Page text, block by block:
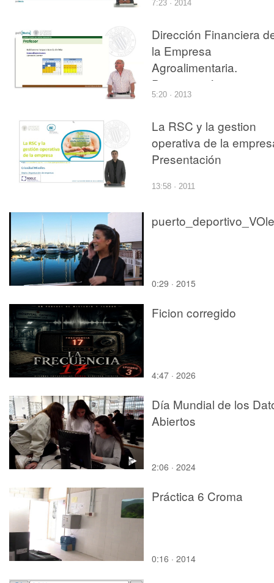
7:23 · 2014
Dirección Financiera
la Empresa
Agroalimentaria.
Presentación
5:20 · 2013
La RSC y la gestion
operativa de la
Presentación
13:58 · 2011
0:29 · 2015
Ficion corregido
4:47 · 2026
Día Mundial de los
Abiertos
2:06 · 2024
Práctica 6 Croma
0:16 · 2014